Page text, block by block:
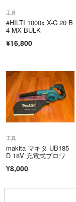
工具
#HILTI 1000x X-C 20 B
4 MX BULK
¥16,800
工具
makita マキタ UB185
D 18V 充電式ブロワ
¥8,000